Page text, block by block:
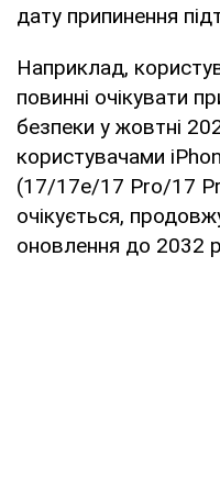
дату припинення
Наприклад,
повинні очікувати
безпеки у жовтні
користувачами
(17/17e/17 Pro/17
очікується,
оновлення до 2032